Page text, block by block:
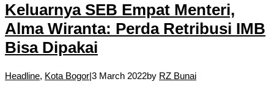
Keluarnya SEB Empat Menteri,
Alma Wiranta: Perda Retribusi IMB
Bisa Dipakai
Headline, Kota Bogor|3 March 2022by RZ Bunai